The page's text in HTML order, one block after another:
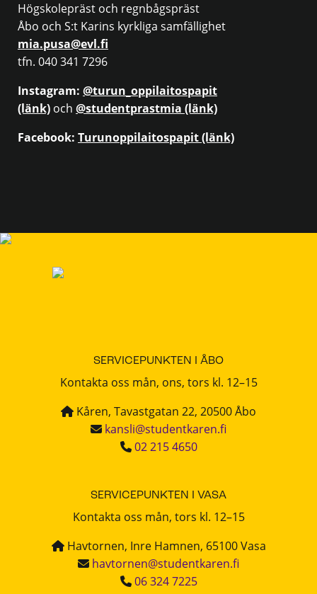
Högskolepräst och regnbågspräst
Åbo och S:t Karins kyrkliga samfällighet
mia.pusa@evl.fi
tfn. 040 341 7296
Instagram: @turun_oppilaitospapit
(länk) och @studentprastmia (länk)
Facebook: Turunoppilaitospapit (länk)
SERVICEPUNKTEN I ÅBO
Kontakta oss mån, ons, tors kl. 12–15
Kåren, Tavastgatan 22, 20500 Åbo
kansli@studentkaren.fi
02 215 4650
SERVICEPUNKTEN I VASA
Kontakta oss mån, tors kl. 12–15
Havtornen, Inre Hamnen, 65100 Vasa
havtornen@studentkaren.fi
06 324 7225